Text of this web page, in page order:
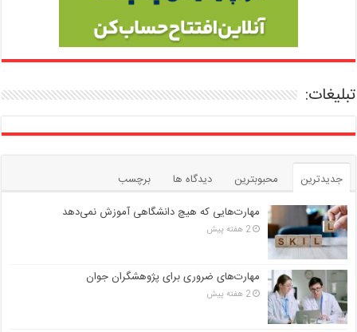
تبلیغات:
جدیدترین محبوبترین دیدگاه ها
برچسب
مهارت‌هایی که هیچ دانشگاهی آموزش نمی‌دهد
2 هفته پیش
مهارت‌های ضروری برای پژوهشگران جوان
2 هفته پیش